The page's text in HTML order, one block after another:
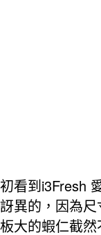
初看到 i3Fresh
訝異的，因為尺
板大的蝦仁截然